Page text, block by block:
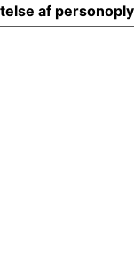
af